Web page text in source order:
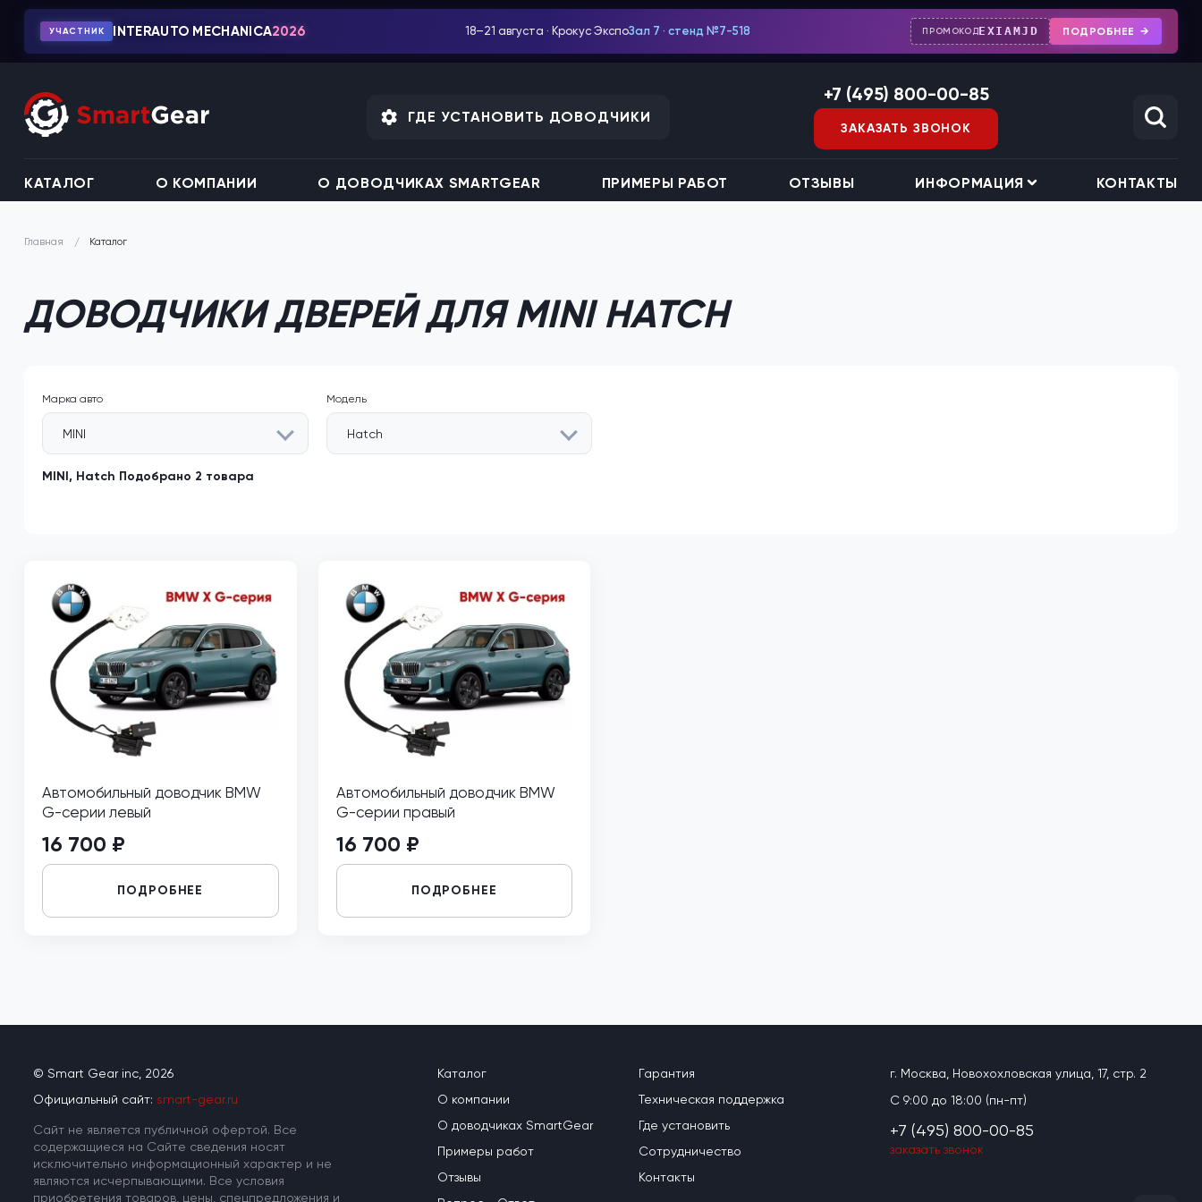
УЧАСТНИК INTERAUTO MECHANICA2026 18–21 августа · Крокус ЭкспоЗал 7 · стенд №7-518 ПРОМОКОДEXIAMJD ПОДРОБНЕЕ
КАТАЛОГ О КОМПАНИИ О ДОВОДЧИКАХ SMARTGEAR ПРИМЕРЫ РАБОТ ОТЗЫВЫ ИНФОРМАЦИЯ КОНТАКТЫ
ГДЕ УСТАНОВИТЬ ДОВОДЧИКИ
+7 (495) 800-00-85
ЗАКАЗАТЬ ЗВОНОК
Главная Каталог
ДОВОДЧИКИ ДВЕРЕЙ ДЛЯ MINI HATCH
Марка авто
MINI
Модель
Hatch
MINI, Hatch Подобрано 2 товара
Автомобильный доводчик BMW
G-серии левый
16 700 ₽
ПОДРОБНЕЕ
Автомобильный доводчик BMW
G-серии правый
16 700 ₽
ПОДРОБНЕЕ
© Smart Gear inc, 2026
Официальный сайт: smart-gear.ru
Cайт не является публичной офертой. Все
содержащиеся на Сайте сведения носят
исключительно информационный характер и не
являются исчерпывающими. Все условия
приобретения товаров, цены, спецпредложения и
Каталог
О компании
О доводчиках SmartGear
Примеры работ
Отзывы
Гарантия
Техническая поддержка
Где установить
Сотрудничество
Контакты
г. Москва, Новохохловская улица, 17, стр. 2
C 9:00 до 18:00 (пн-пт)
+7 (495) 800-00-85
заказать звонок